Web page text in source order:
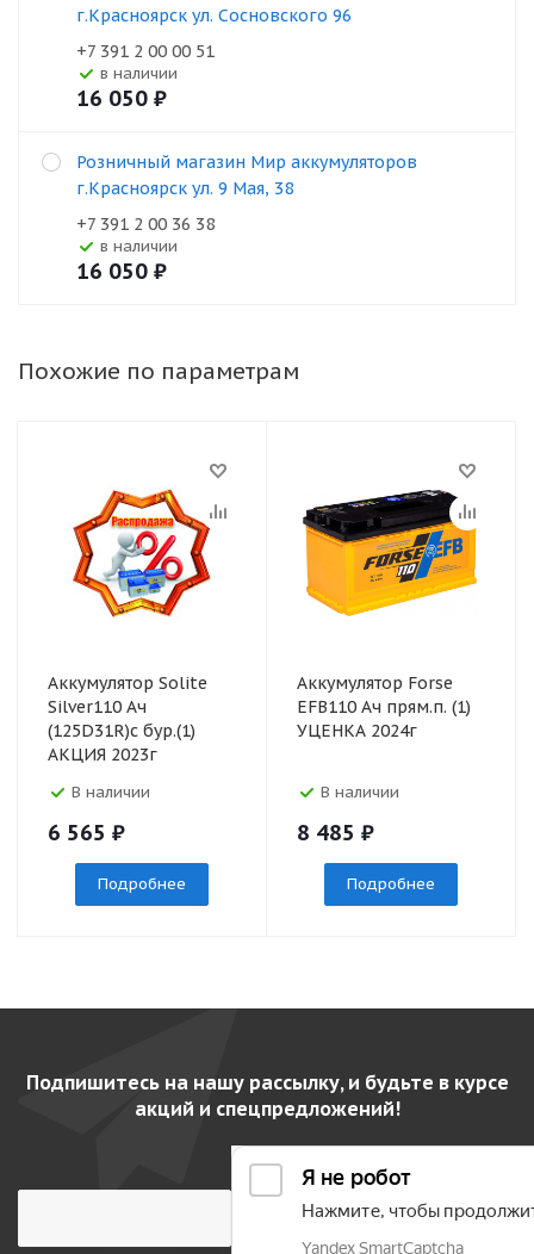
г.Красноярск ул. Сосновского 96
+7 391 2 00 00 51
В наличии
16 050 ₽
Розничный магазин Мир аккумуляторов
г.Красноярск ул. 9 Мая, 38
+7 391 2 00 36 38
В наличии
16 050 ₽
Похожие по параметрам
Аккумулятор Solite
Silver110 Ач
(125D31R)с бур.(1)
АКЦИЯ 2023г
В наличии
6 565 ₽
Подробнее
Аккумулятор Forse
EFB110 Ач прям.п. (1)
УЦЕНКА 2024г
В наличии
8 485 ₽
Подробнее
Подпишитесь на нашу рассылку, и будьте в курсе
акций и спецпредложений!